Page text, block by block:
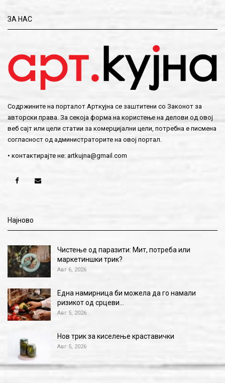
ЗА НАС
Содржините на порталот Арткујна се заштитени со Законот за
авторски права. За секоја форма на користење на делови од овој
веб сајт или цели статии за комерцијални цели, потребна е писмена
согласност од администраторите на овој портал.
• контактирајте не: artkujna@gmail.com
Најново
Чистење од паразити: Мит, потреба или
маркетиншки трик?
Авг 6, 2026
Една намирница би можела да го намали
ризикот од срцеви…
Авг 5, 2026
Нов трик за киселење краставички
Авг 5, 2026